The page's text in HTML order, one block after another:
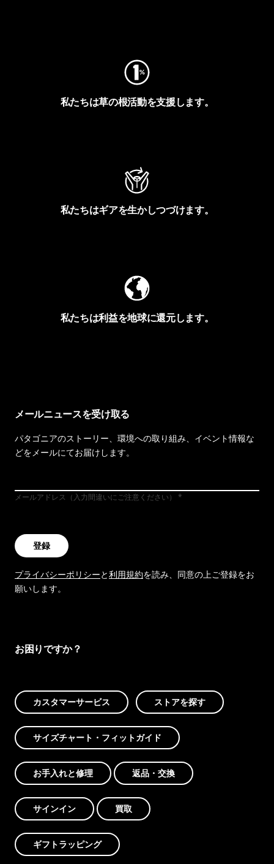
私たちは草の根活動を支援します。
私たちはギアを生かしつづけます。
私たちは利益を地球に還元します。
メールニュースを受け取る
パタゴニアのストーリー、環境への取り組み、イベント情報な
どをメールにてお届けします。
メールアドレス（入力間違いにご注意ください）
登録
プライバシーポリシーと利用規約を読み、同意の上ご登録をお
願いします。
お困りですか？
カスタマーサービス ストアを探す
サイズチャート・フィットガイド
お手入れと修理 返品・交換
サインイン 買取
ギフトラッピング